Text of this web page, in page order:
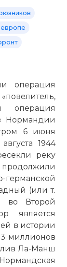
операция
операция
Нормандии
6 июня
1944
реку
(или т.
во Второй
является
в истории
миллионов
Ла-Манш